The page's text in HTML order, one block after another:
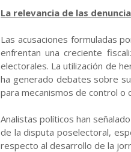
La relevancia de las
Las acusaciones formuladas
enfrentan una creciente
electorales. La utilización de
ha generado debates sobre
para mecanismos de control o
Analistas políticos han
de la disputa poselectoral,
respecto al desarrollo de la